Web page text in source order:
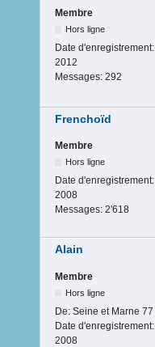
Membre
Hors ligne
Date d'enregistrement:
2012
Messages: 292
Frenchoïd
Membre
Hors ligne
Date d'enregistrement:
2008
Messages: 2'618
Alain
Membre
Hors ligne
De: Seine et Marne 77
Date d'enregistrement:
2008